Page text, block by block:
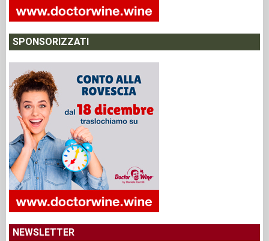
SPONSORIZZATI
NEWSLETTER